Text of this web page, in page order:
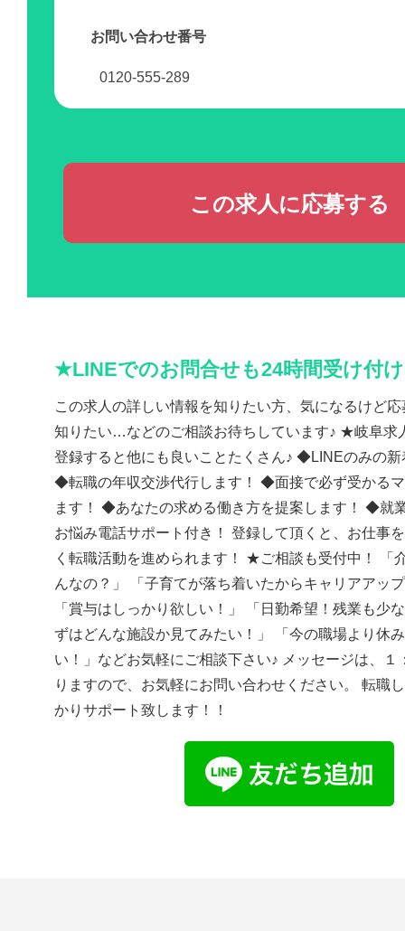
お問い合わせ番号
0120-555-289
この求人に応募する
★LINEでのお問合せも24時間受け付
この求人の詳しい情報を知りたい方、気になるけど
知りたい…などのご相談お待ちしています♪ ★岐阜求
登録すると他にも良いことたくさん♪ ◆LINEのみの
◆転職の年収交渉代行します！ ◆面接で必ず受かる
ます！ ◆あなたの求める働き方を提案します！ ◆就
お悩み電話サポート付き！ 登録して頂くと、お仕事
く転職活動を進められます！ ★ご相談も受付中！ 「
んなの？」 「子育てが落ち着いたからキャリアアッ
「賞与はしっかり欲しい！」 「日勤希望！残業も少
ずはどんな施設か見てみたい！」 「今の職場より休
い！」などお気軽にご相談下さい♪ メッセージは、１
りますので、お気軽にお問い合わせください。 転職
かりサポート致します！！